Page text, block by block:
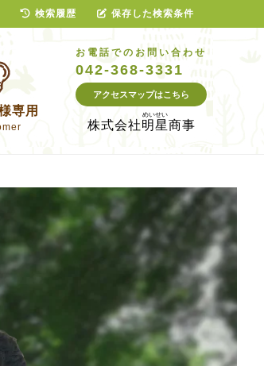
専用
お電話でのお問い合わせ
042-368-3331
アクセスマップはこちら
株式会社明星商事
検索履歴 保存した検索条件